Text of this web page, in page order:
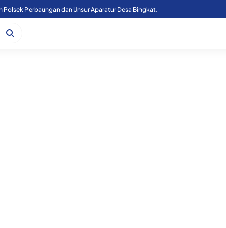
Polsek Perbaungan dan Unsur Aparatur Desa Bingkat.